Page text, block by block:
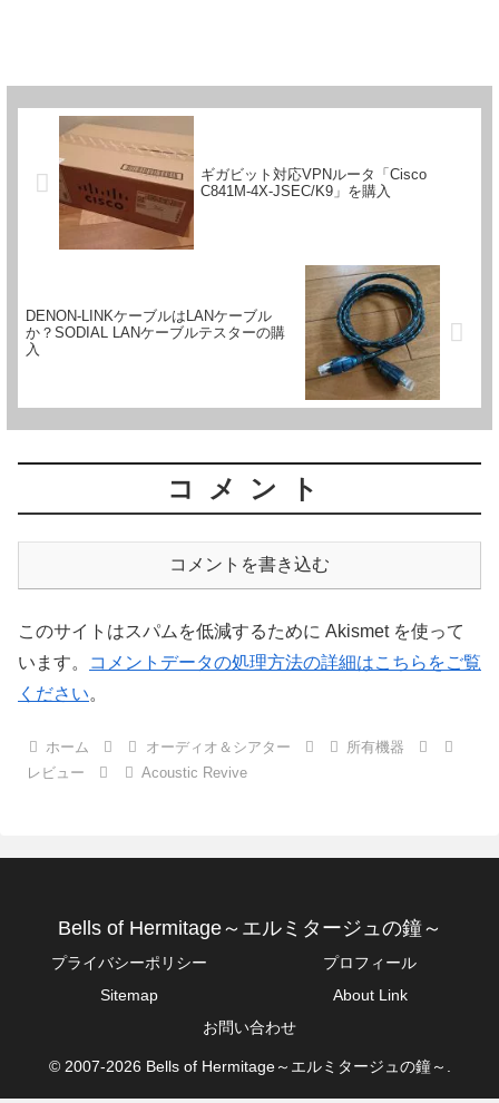
ギガビット対応VPNルータ「Cisco
C841M-4X-JSEC/K9」を購入
DENON-LINKケーブルはLANケーブル
か？SODIAL LANケーブルテスターの購
入
コメント
コメントを書き込む
このサイトはスパムを低減するために Akismet を使って
います。
コメントデータの処理方法の詳細はこちらをご覧
ください。
ホーム オーディオ＆シアター
所有機器
レビュー
Acoustic Revive
Bells of Hermitage～エルミタージュの鐘～
プライバシーポリシー
プロフィール
Sitemap
About Link
お問い合わせ
© 2007-2026 Bells of Hermitage～エルミタージュの鐘～.